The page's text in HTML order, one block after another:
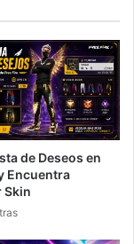
de Deseos en
Encuentra
Skin